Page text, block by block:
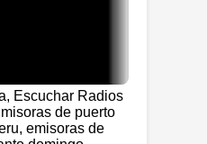
Escuchar Radios
de puerto
emisoras de